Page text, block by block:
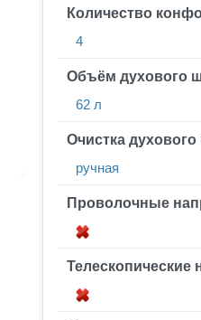
Количество
4
Объём духового
62 л
Очистка
ручная
Проволочные